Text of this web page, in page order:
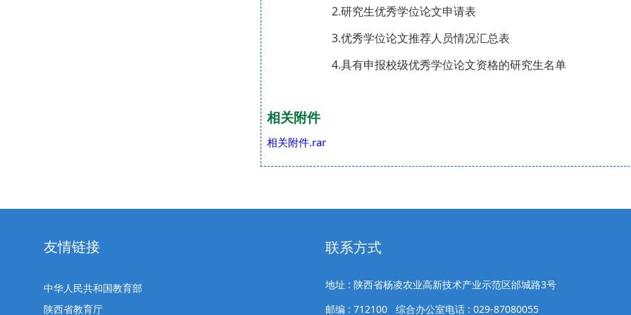
2.研究生优秀学位论文申请表
3.优秀学位论文推荐人员情况汇总表
4.具有申报校级优秀学位论文资格的研究生名单
相关附件
相关附件.rar
友情链接
中华人民共和国教育部
陕西省教育厅
联系方式
地址 : 陕西省杨凌农业高新技术产业示范区邰城路3号
邮编 : 712100 综合办公室电话 : 029-87080055